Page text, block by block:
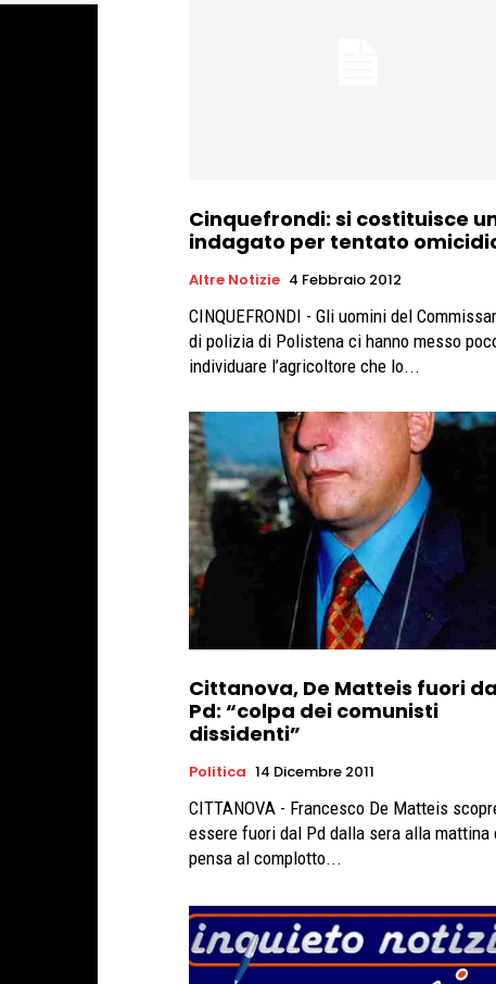
Cinquefrondi: si costituisce
indagato per tentato
Altre Notizie 4 Febbraio 2012
CINQUEFRONDI - Gli uomini del
di polizia di Polistena ci hanno messo
individuare l’agricoltore che lo...
Cittanova, De Matteis fuori
Pd: “colpa dei comunisti
dissidenti”
Politica 14 Dicembre 2011
CITTANOVA - Francesco De Matteis
essere fuori dal Pd dalla sera alla mattina
pensa al complotto...